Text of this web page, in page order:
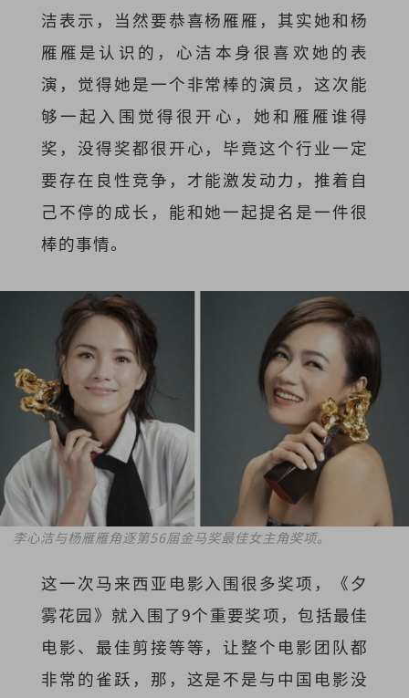
洁表示，当然要恭喜杨雁雁，其实她和杨
雁雁是认识的，心洁本身很喜欢她的表
演，觉得她是一个非常棒的演员，这次能
够一起入围觉得很开心，她和雁雁谁得
奖，没得奖都很开心，毕竟这个行业一定
要存在良性竞争，才能激发动力，推着自
己不停的成长，能和她一起提名是一件很
棒的事情。
李心洁与杨雁雁角逐第56届金马奖最佳女主角奖项。
这一次马来西亚电影入围很多奖项，《夕
雾花园》就入围了9个重要奖项，包括最佳
电影、最佳剪接等等，让整个电影团队都
非常的雀跃，那，这是不是与中国电影没